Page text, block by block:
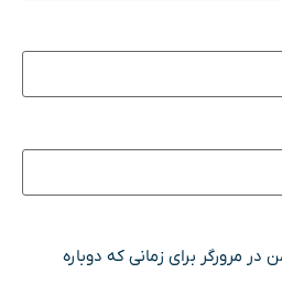
در مرورگر برای زمانی که دوباره